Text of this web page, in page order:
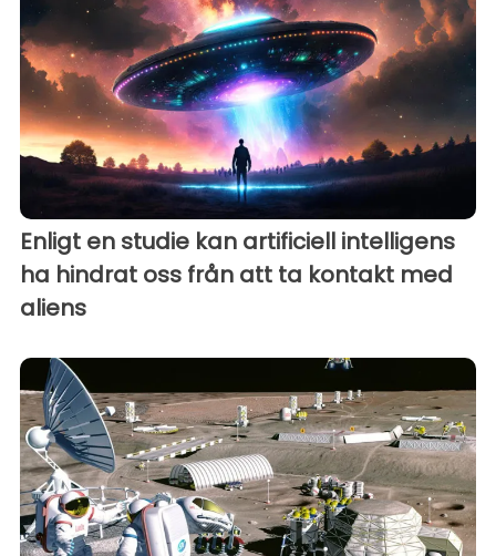
Enligt en studie kan artificiell intelligens
ha hindrat oss från att ta kontakt med
aliens